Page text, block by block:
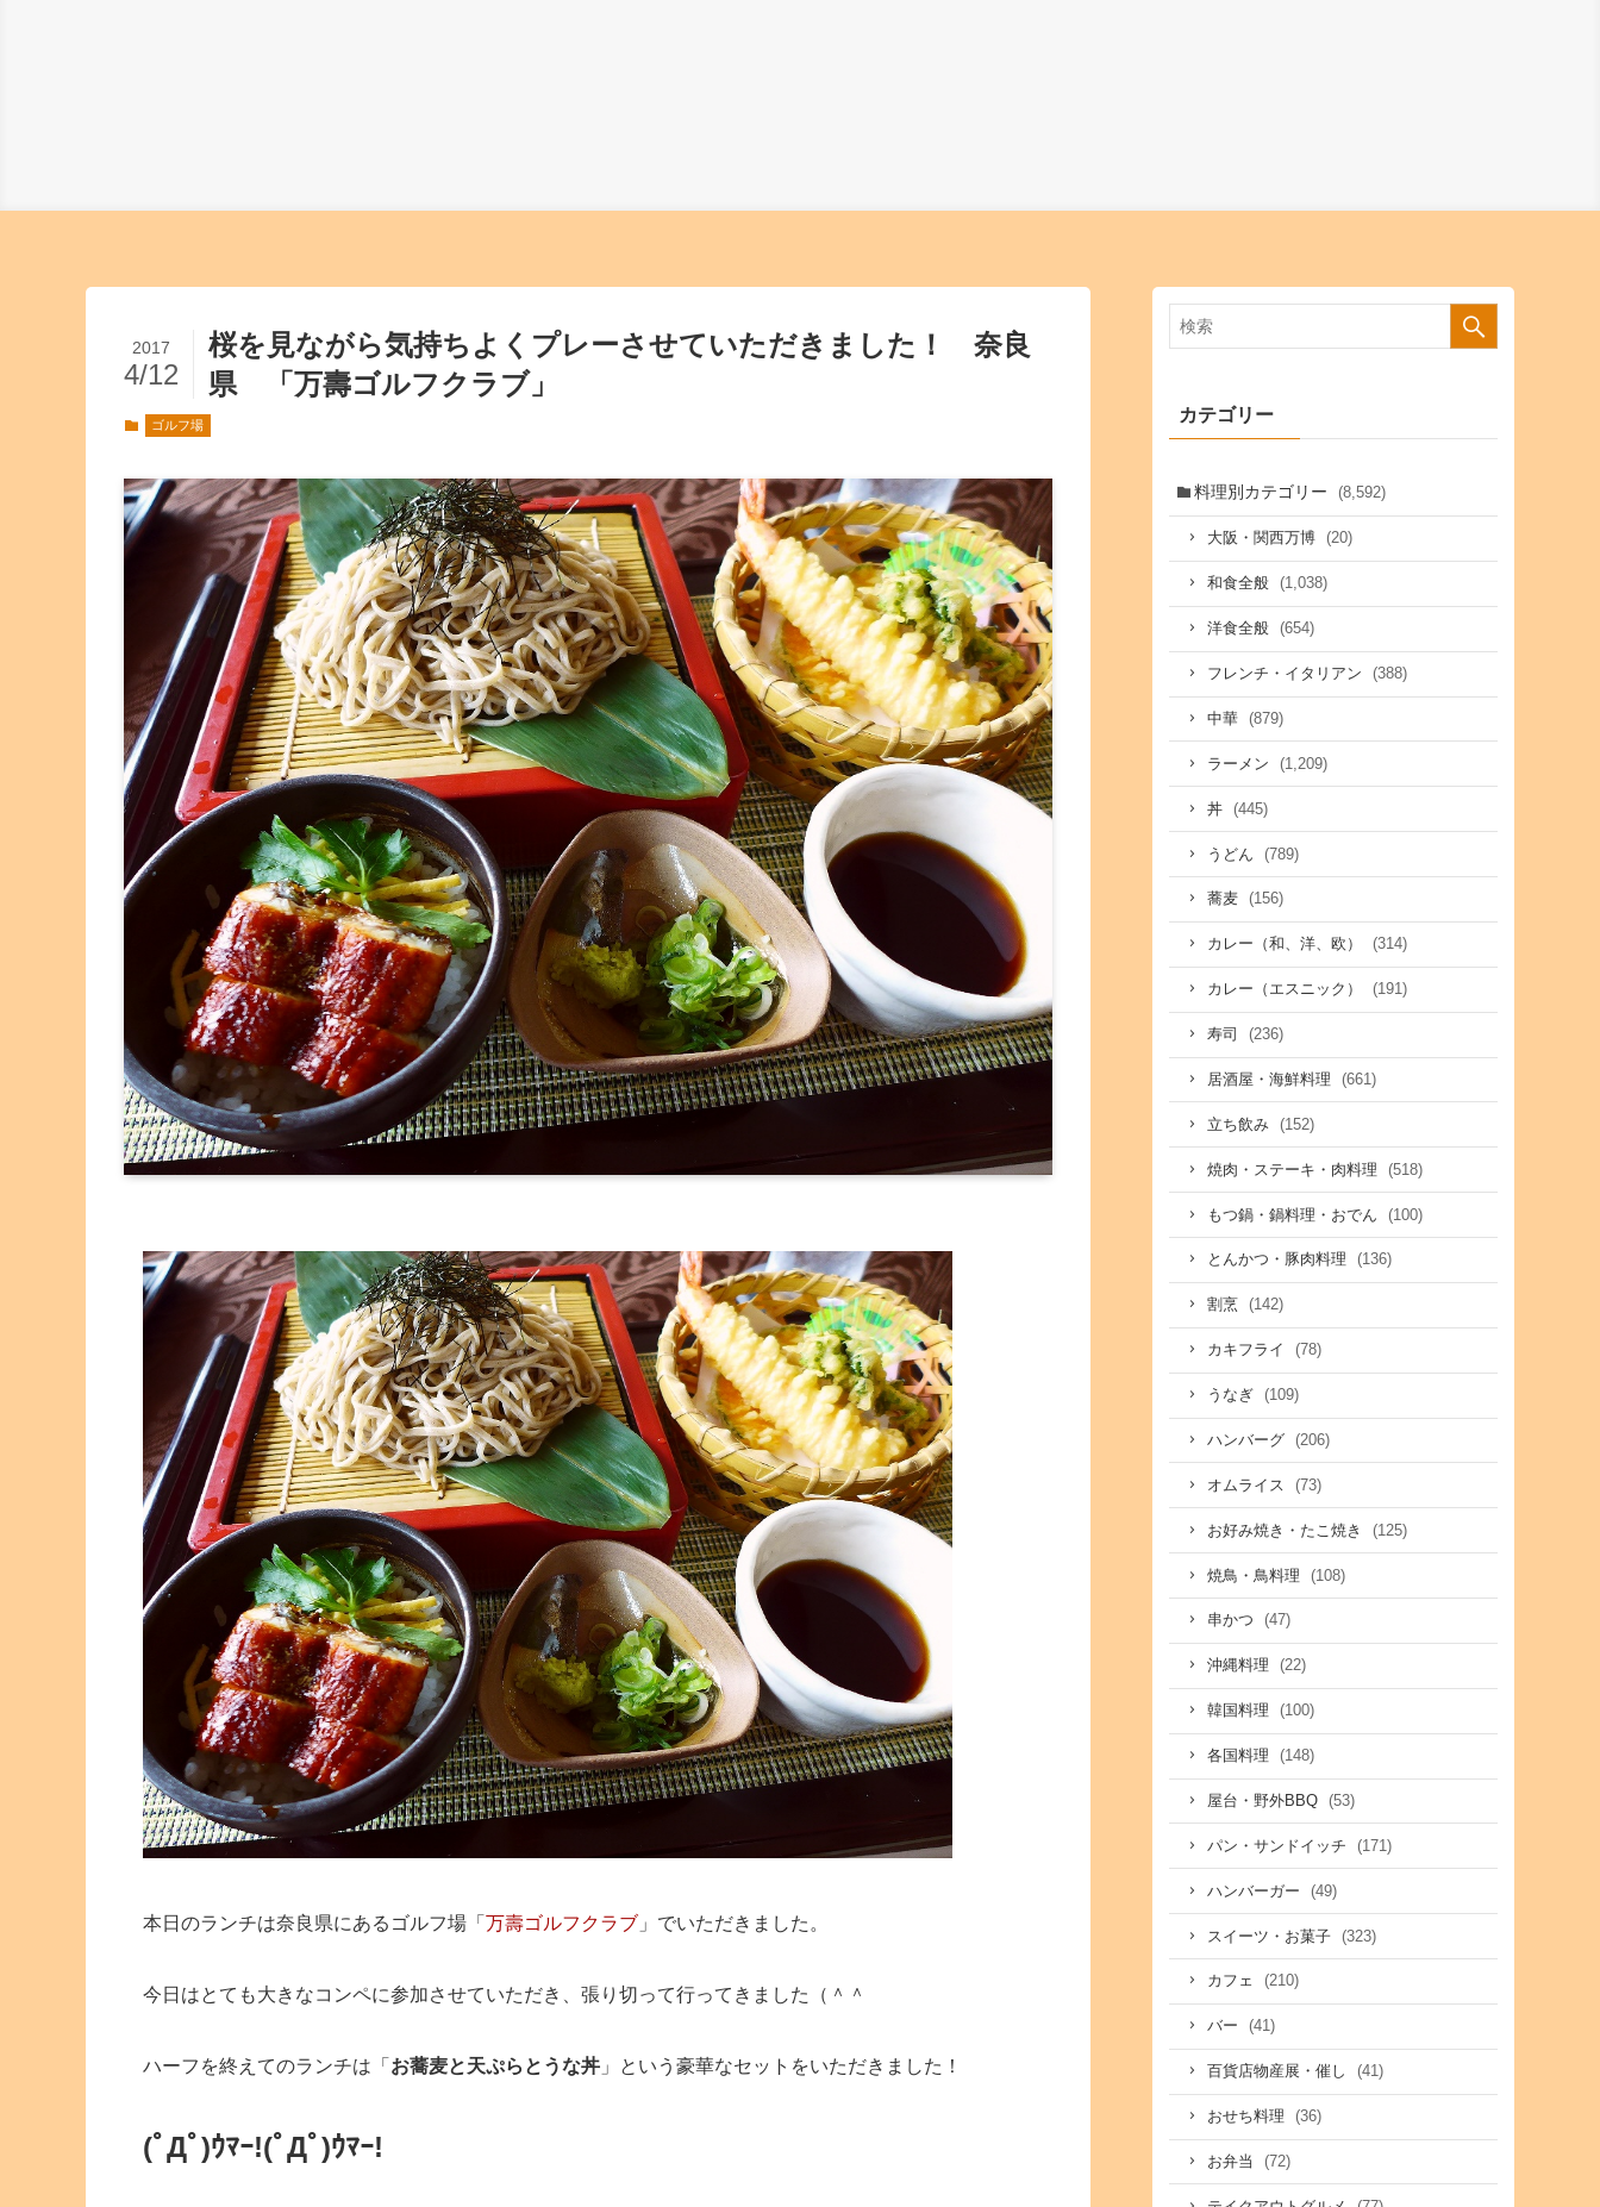
桜を見ながら気持ちよくプレーさせていただきました！ 奈良
県 「万壽ゴルフクラブ」
2017
4/12
ゴルフ場
本日のランチは奈良県にあるゴルフ場「 万壽ゴルフクラブ 」でいただきました。
今日はとても大きなコンペに参加させていただき、張り切って行ってきました（＾＾
ハーフを終えてのランチは「 お蕎麦と天ぷらとうな丼 」という豪華なセットをいただきました！
(ﾟДﾟ)ｳﾏｰ!(ﾟДﾟ)ｳﾏｰ!
カテゴリー
料理別カテゴリー (8,592)
大阪・関西万博 (20)
和食全般 (1,038)
洋食全般 (654)
フレンチ・イタリアン (388)
中華 (879)
ラーメン (1,209)
丼 (445)
うどん (789)
蕎麦 (156)
カレー（和、洋、欧） (314)
カレー（エスニック） (191)
寿司 (236)
居酒屋・海鮮料理 (661)
立ち飲み (152)
焼肉・ステーキ・肉料理 (518)
もつ鍋・鍋料理・おでん (100)
とんかつ・豚肉料理 (136)
割烹 (142)
カキフライ (78)
うなぎ (109)
ハンバーグ (206)
オムライス (73)
お好み焼き・たこ焼き (125)
焼鳥・鳥料理 (108)
串かつ (47)
沖縄料理 (22)
韓国料理 (100)
各国料理 (148)
屋台・野外BBQ (53)
パン・サンドイッチ (171)
ハンバーガー (49)
スイーツ・お菓子 (323)
カフェ (210)
バー (41)
百貨店物産展・催し (41)
おせち料理 (36)
お弁当 (72)